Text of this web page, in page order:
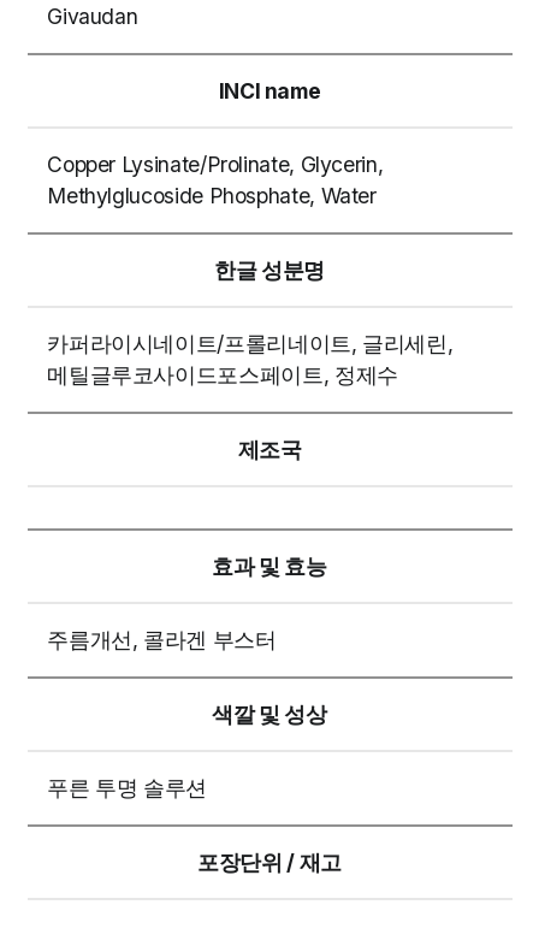
Givaudan
INCI name
Copper Lysinate/Prolinate, Glycerin,
Methylglucoside Phosphate, Water
한글 성분명
카퍼라이시네이트/프롤리네이트, 글리세린,
메틸글루코사이드포스페이트, 정제수
제조국
효과 및 효능
주름개선, 콜라겐 부스터
색깔 및 성상
푸른 투명 솔루션
포장단위 / 재고